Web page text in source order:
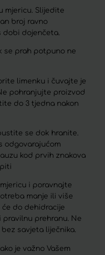
mjericu. Slijedite
broj ravno
dobi dojenčeta.
se prah potpuno ne
limenku i čuvajte je
pohranjujte proizvod
do 3 tjedna nakon
se dok hranite.
odgovarajućom
kod prvih znakova
i poravnajte
manje ili više
do dehidracije
prehranu. Ne
savjeta liječnika.
je važno Vašem